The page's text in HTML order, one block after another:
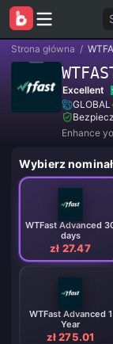
Strona główna /
Excellent
GLOBAL
Enhance
Wybierz nominał
WTFast Advanced
days
zł 27.47
WTFast Advanced 1
Year
zł 275.01